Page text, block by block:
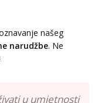
našeg
narudžbe. Ne
u umjetnosti